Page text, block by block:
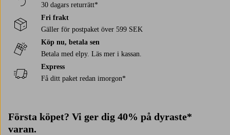
30 dagars returrätt*
Fri frakt
Gäller för postpaket över 599 SEK
Köp nu, betala sen
Betala med elpy. Läs mer i kassan.
Express
Få ditt paket redan imorgon*
Första köpet? Vi ger dig 40% på dyraste*
varan.